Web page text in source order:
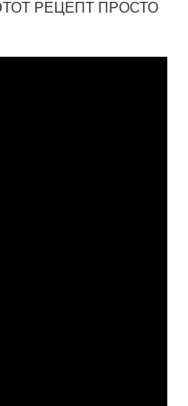
РЕЦЕПТ ПРОСТО